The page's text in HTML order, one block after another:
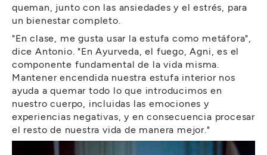
queman, junto con las ansiedades y el estrés, para
un bienestar completo.
"En clase, me gusta usar la estufa como metáfora",
dice Antonio. "En Ayurveda, el fuego, Agni, es el
componente fundamental de la vida misma.
Mantener encendida nuestra estufa interior nos
ayuda a quemar todo lo que introducimos en
nuestro cuerpo, incluidas las emociones y
experiencias negativas, y en consecuencia procesar
el resto de nuestra vida de manera mejor."